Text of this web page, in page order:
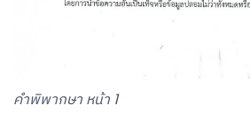
คำพิพากษา หน้า 1